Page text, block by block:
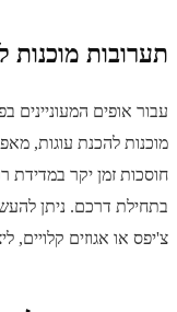
תערובות מוכנות
עבור אופים המעוניינים
מוכנות להכנת עוגות,
חוסכות זמן יקר במדידת
בתחילת דרכם. ניתן
צ'יפס או אגוזים קלויים,